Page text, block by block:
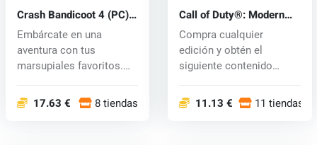
Crash Bandicoot 4 (PC)
key
Embárcate en una
aventura con tus
marsupiales favoritos.
17.63 € 8 tiendas
Call of Duty®: Modern
Warfare® III (PC) key
Compra cualquier
edición y obtén el
siguiente contenido
11.13 € 11 tiendas